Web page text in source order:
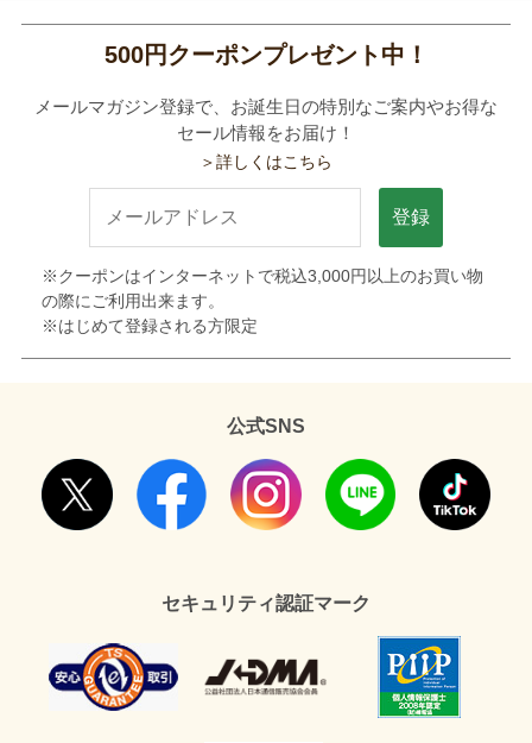
500円クーポンプレゼント中！
メールマガジン登録で、お誕生日の特別なご案内やお得な
セール情報をお届け！
＞詳しくはこちら
登録
※クーポンはインターネットで税込3,000円以上のお買い物
の際にご利用出来ます。
※はじめて登録される方限定
公式SNS
セキュリティ認証マーク